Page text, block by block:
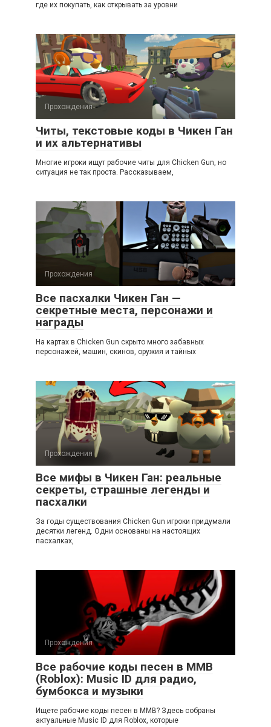
где их покупать, как открывать за уровни
Прохождения
Читы, текстовые коды в Чикен Ган
и их альтернативы
Многие игроки ищут рабочие читы для Chicken Gun, но
ситуация не так проста. Рассказываем,
Прохождения
Все пасхалки Чикен Ган —
секретные места, персонажи и
награды
На картах в Chicken Gun скрыто много забавных
персонажей, машин, скинов, оружия и тайных
Прохождения
Все мифы в Чикен Ган: реальные
секреты, страшные легенды и
пасхалки
За годы существования Chicken Gun игроки придумали
десятки легенд. Одни основаны на настоящих
пасхалках,
Прохождения
Все рабочие коды песен в ММВ
(Roblox): Music ID для радио,
бумбокса и музыки
Ищете рабочие коды песен в ММВ? Здесь собраны
актуальные Music ID для Roblox, которые